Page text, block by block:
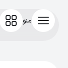
منو